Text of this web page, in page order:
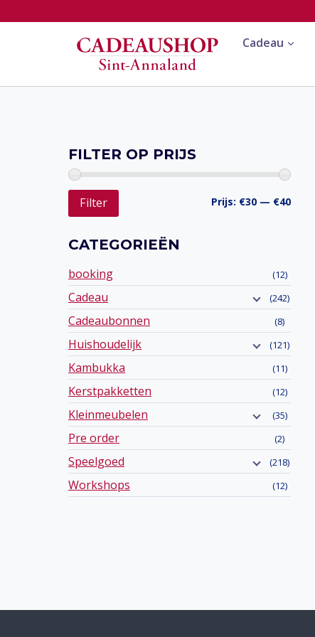
Cadeau
FILTER OP PRIJS
Min.
Max.
Filter Prijs: €30 — €40
CATEGORIEËN
booking (12)
Cadeau (242)
Cadeaubonnen (8)
Huishoudelijk (121)
Kambukka (11)
Kerstpakketten (12)
Kleinmeubelen (35)
Pre order (2)
Speelgoed (218)
Workshops (12)